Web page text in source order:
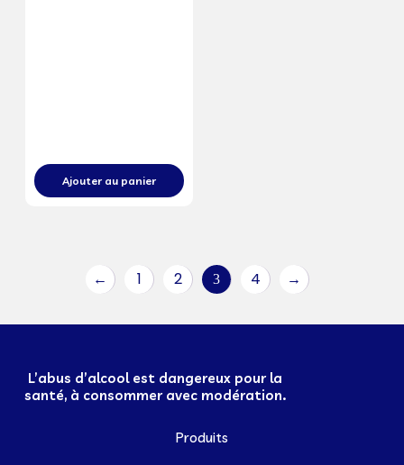
Ajouter au panier
← 1 2 3 4 →
L’abus d’alcool est dangereux pour la
santé, à consommer avec modération.
Produits